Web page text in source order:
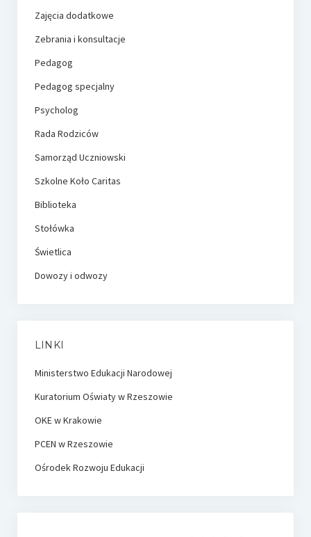
Zajęcia dodatkowe
Zebrania i konsultacje
Pedagog
Pedagog specjalny
Psycholog
Rada Rodziców
Samorząd Uczniowski
Szkolne Koło Caritas
Biblioteka
Stołówka
Świetlica
Dowozy i odwozy
LINKI
Ministerstwo Edukacji Narodowej
Kuratorium Oświaty w Rzeszowie
OKE w Krakowie
PCEN w Rzeszowie
Ośrodek Rozwoju Edukacji